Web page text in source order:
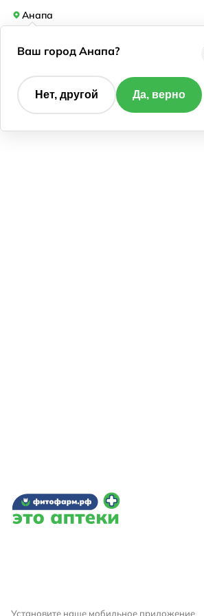
Анапа
Установите наше мобильное приложение
Ваш город Анапа?
Нет, другой Да, верно